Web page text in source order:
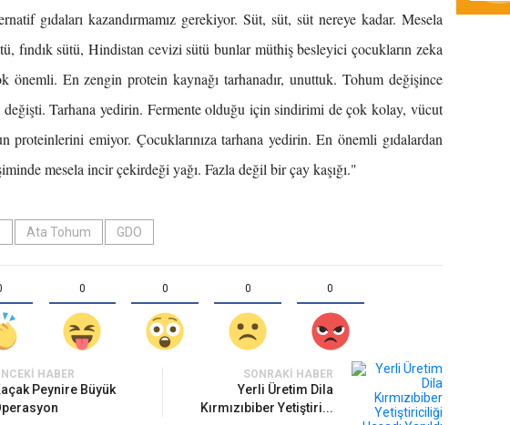
gıdaları kazandırmamız gerekiyor. Süt, süt, süt nereye kadar. Mesela
fındık sütü, Hindistan cevizi sütü bunlar müthiş besleyici çocukların zeka
önemli. En zengin protein kaynağı tarhanadır, unuttuk. Tohum değişince
değişti. Tarhana yedirin. Fermente olduğu için sindirimi de çok kolay, vücut
proteinlerini emiyor. Çocuklarınıza tarhana yedirin. En önemli gıdalardan
mesela incir çekirdeği yağı. Fazla değil bir çay kaşığı."
Ata Tohum GDO
0 0 0 0
HABER
Peynire Büyük
SONRAKI HABER
Yerli Üretim Dila
Kırmızıbiber Yetiştiri...